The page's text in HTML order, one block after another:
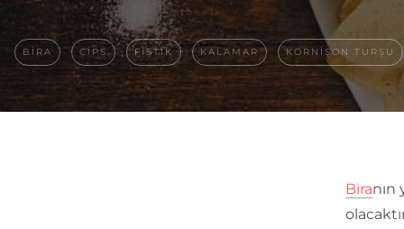
BIRA CIPS FISTIK KALAMAR KORNIŞON TURŞU
Biranın